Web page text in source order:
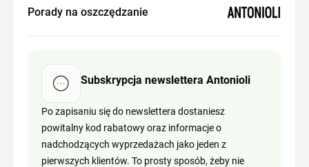
Porady na oszczędzanie
Subskrypcja newslettera Antonioli
Po zapisaniu się do newslettera dostaniesz
powitalny kod rabatowy oraz informacje o
nadchodzących wyprzedażach jako jeden z
pierwszych klientów. To prosty sposób, żeby nie